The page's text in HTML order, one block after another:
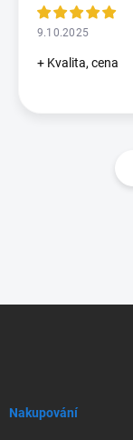
9.10.2025
+ Kvalita, cena
Nakupování